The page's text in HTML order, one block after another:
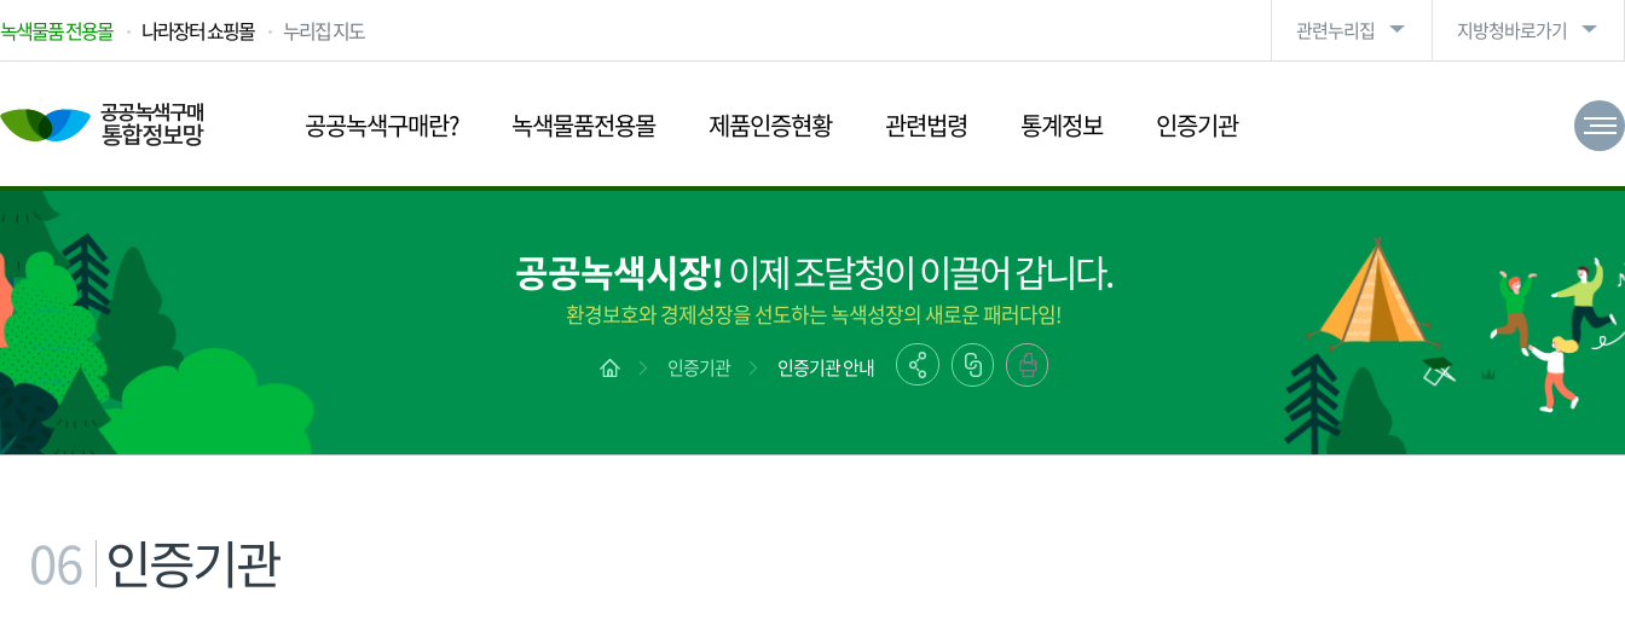
녹색물품 전용몰 나라장터 쇼핑몰 누리집 지도 관련누리집 지방청바로가기
공공녹색구매란? 녹색물품전용몰 제품인증현황 관련법령 통계정보 인증기관
공공녹색시장!이제 조달청이 이끌어 갑니다.
환경보호와 경제성장을 선도하는 녹색성장의 새로운 패러다임!
인증기관 인증기관 안내
06 인증기관